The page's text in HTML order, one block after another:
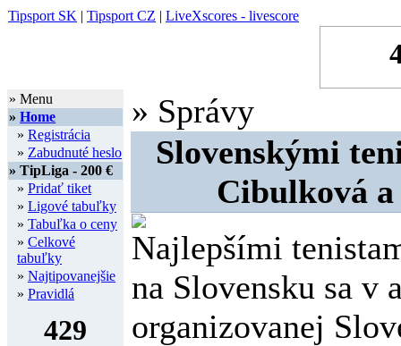
Tipsport SK | Tipsport CZ | LiveXscores - livescore
» Menu
» Home
» Registrácia
» Zabudnuté heslo
» TipLiga - 200 €
» Pridať tiket
» Ligové tabuľky
» Tabuľka o ceny
» Celkové
tabuľky
» Najtipovanejšie
» Pravidlá
» Správy
Slovenskými
Cibulková
Najlepšími
na Slovensku sa v
organizovanej